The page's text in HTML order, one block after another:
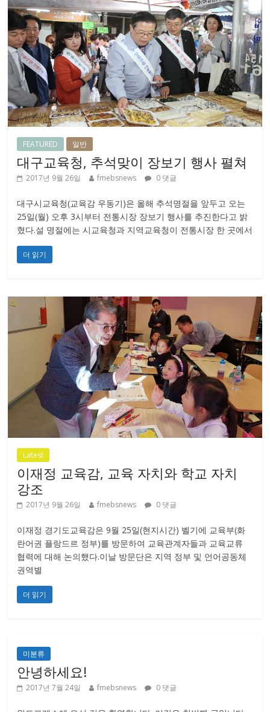
FEATURED 일반
대구교육청, 추석맞이 장보기 행사 펼쳐
2017년 9월 26일 fmebsnews 0 댓글
대구시교육청(교육감 우동기)은 올해 추석명절을 앞두고 오는
25일(월) 오후 3시부터 전통시장 장보기 행사를 추진한다고 밝
혔다.설 명절에는 시교육청과 지역교육청이 전통시장 한 곳에서
더 읽기
Latest
이재정 교육감, 교육 자치와 학교 자치
강조
2017년 9월 26일 fmebsnews 0 댓글
이재정 경기도교육감은 9월 25일(현지시간) 벨기에 교육부(화
란어권 플랑드르 정부)를 방문하여 교육관계자들과 교육교류
협력에 대해 논의했다.이날 방문단은 지역 정부 및 언어공동체
권역별
더 읽기
미분류
안녕하세요!
2017년 7월 24일 fmebsnews 0 댓글